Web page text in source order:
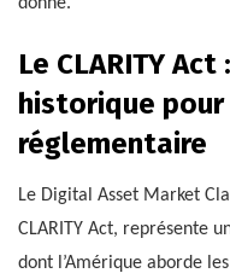
donne.
Le CLARITY
historique
réglementaire
Le Digital Asset Market
CLARITY Act, représente
dont l’Amérique aborde